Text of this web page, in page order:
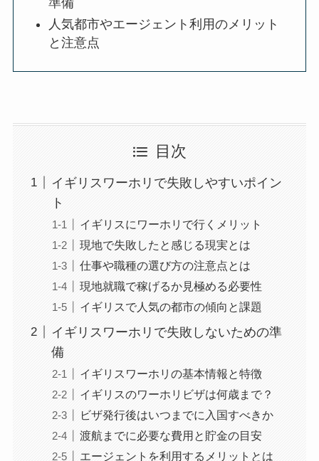
人気都市やエージェント利用のメリット
と注意点
目次
イギリスワーホリで失敗しやすいポイン
ト
イギリスにワーホリで行くメリット
現地で失敗したと感じる現実とは
仕事や職種の選び方の注意点とは
現地就職で稼げるか見極める必要性
イギリスで人気の都市の傾向と課題
イギリスワーホリで失敗しないための準
備
イギリスワーホリの基本情報と特徴
イギリスのワーホリビザは何歳まで？
ビザ発行後はいつまでに入国すべきか
渡航までに必要な費用と貯金の目安
エージェントを利用するメリットとは